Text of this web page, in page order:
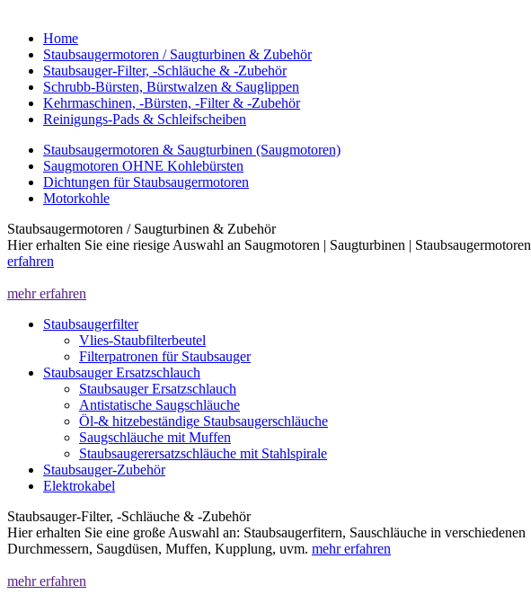
Home
Staubsaugermotoren / Saugturbinen & Zubehör
Staubsauger-Filter, -Schläuche & -Zubehör
Schrubb-Bürsten, Bürstwalzen & Sauglippen
Kehrmaschinen, -Bürsten, -Filter & -Zubehör
Reinigungs-Pads & Schleifscheiben
Staubsaugermotoren & Saugturbinen (Saugmotoren)
Saugmotoren OHNE Kohlebürsten
Dichtungen für Staubsaugermotoren
Motorkohle
Staubsaugermotoren / Saugturbinen & Zubehör
Hier erhalten Sie eine riesige Auswahl an Saugmotoren | Saugturbinen | Staubsaugermotoren
erfahren
mehr erfahren
Staubsaugerfilter
Vlies-Staubfilterbeutel
Filterpatronen für Staubsauger
Staubsauger Ersatzschlauch
Staubsauger Ersatzschlauch
Antistatische Saugschläuche
Öl-& hitzebeständige Staubsaugerschläuche
Saugschläuche mit Muffen
Staubsaugerersatzschläuche mit Stahlspirale
Staubsauger-Zubehör
Elektrokabel
Staubsauger-Filter, -Schläuche & -Zubehör
Hier erhalten Sie eine große Auswahl an: Staubsaugerfitern, Sauschläuche in verschiedenen
Durchmessern, Saugdüsen, Muffen, Kupplung, uvm. mehr erfahren
mehr erfahren